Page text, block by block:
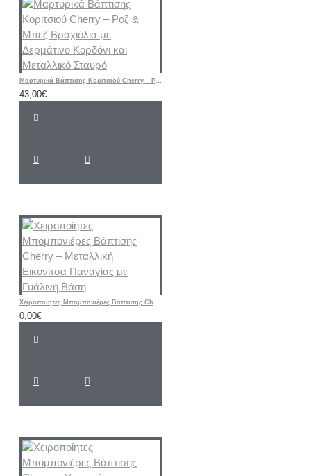
Μαρτυρικά Βάπτισης Κοριτσιού Cherry – Ροζ & Μπεζ Βραχιόλια με Δερμάτινο Κορδόνι και Μεταλλικό Σταυρό
43,00€
Χειροποίητες Μπομπονιέρες Βάπτισης Cherry – Μεταλλική Εικονίτσα Παναγίας με Γυάλινη Βάση
0,00€